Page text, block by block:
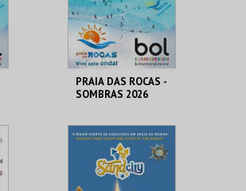
COMPRAR
PRAIA DAS ROCAS -
SOMBRAS 2026
PRAIA DAS ROCAS
MAIS INFO